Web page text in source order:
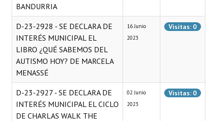
BANDURRIA
D-23-2928 - SE DECLARA DE
INTERÉS MUNICIPAL EL
LIBRO ¿QUÉ SABEMOS DEL
AUTISMO HOY? DE MARCELA
MENASSÉ
16 Junio
2023
Visitas: 0
D-23-2927 - SE DECLARA DE
INTERÉS MUNICIPAL EL CICLO
DE CHARLAS WALK THE
02 Junio
2023
Visitas: 0